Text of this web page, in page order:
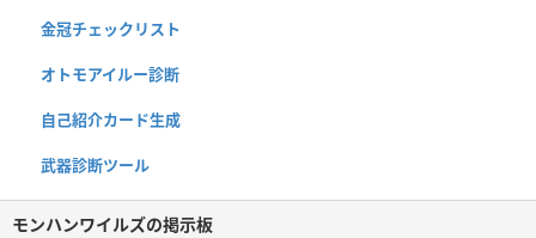
金冠チェックリスト
オトモアイルー診断
自己紹介カード生成
武器診断ツール
モンハンワイルズの掲示板